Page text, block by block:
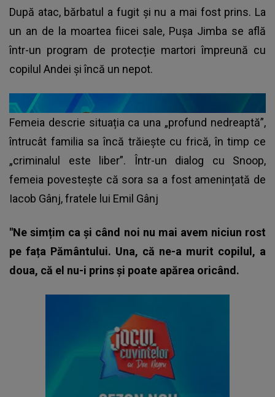
După atac, bărbatul a fugit și nu a mai fost prins. La
un an de la moartea fiicei sale, Pușa Jimba se află
într-un program de protecție martori împreună cu
copilul Andei și încă un nepot.
Femeia descrie situația ca una „profund nedreaptă”,
întrucât familia sa încă trăiește cu frică, în timp ce
„criminalul este liber”. Într-un dialog cu Snoop,
femeia povestește că sora sa a fost amenințată de
Iacob Gânj, fratele lui Emil Gânj
"Ne simțim ca și când noi nu mai avem niciun rost
pe fața Pământului. Una, că ne-a murit copilul, a
doua, că el nu-i prins și poate apărea oricând.